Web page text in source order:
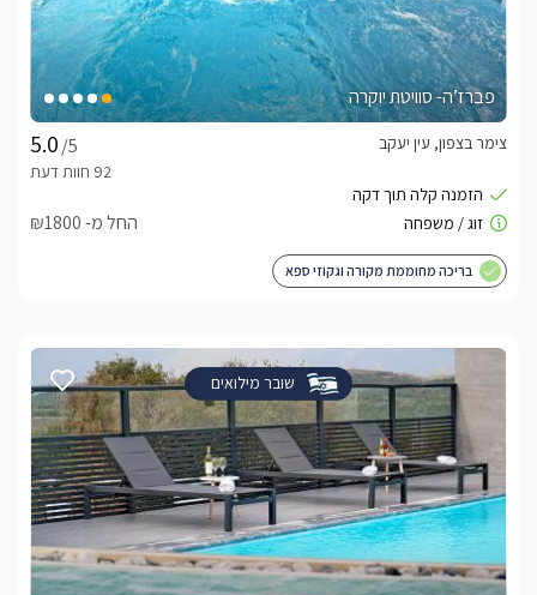
פברז’ה- סוויטת יוקרה
/5
צימר בצפון, עין יעקב
החל מ- ₪1800
בריכה מחוממת מקורה וגקוזי ספא
שובר מילואים